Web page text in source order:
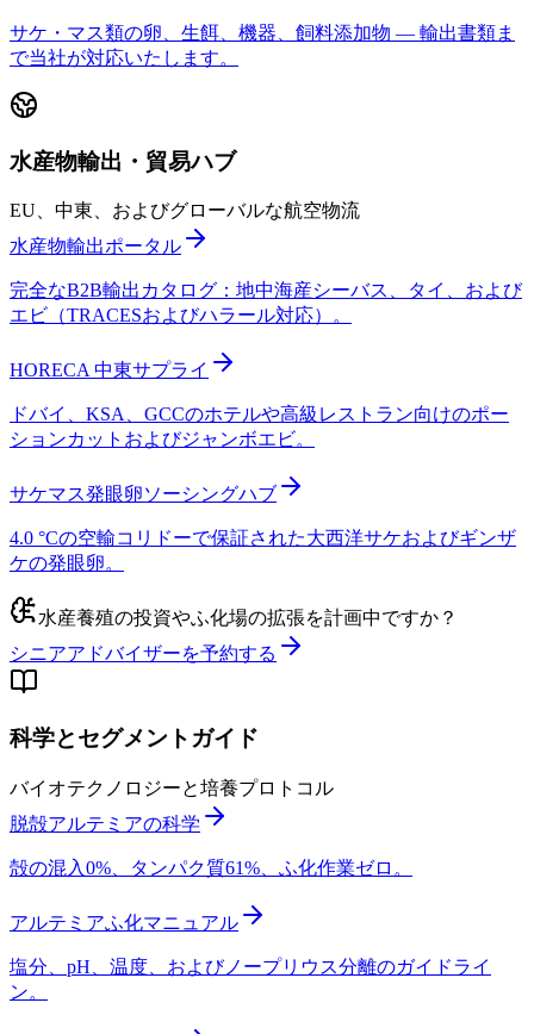
サケ・マス類の卵、生餌、機器、飼料添加物 — 輸出書類ま
で当社が対応いたします。
水産物輸出・貿易ハブ
EU、中東、およびグローバルな航空物流
水産物輸出ポータル
完全なB2B輸出カタログ：地中海産シーバス、タイ、および
エビ（TRACESおよびハラール対応）。
HORECA 中東サプライ
ドバイ、KSA、GCCのホテルや高級レストラン向けのポー
ションカットおよびジャンボエビ。
サケマス発眼卵ソーシングハブ
4.0 °Cの空輸コリドーで保証された大西洋サケおよびギンザ
ケの発眼卵。
水産養殖の投資やふ化場の拡張を計画中ですか？
シニアアドバイザーを予約する
科学とセグメントガイド
バイオテクノロジーと培養プロトコル
脱殻アルテミアの科学
殻の混入0%、タンパク質61%、ふ化作業ゼロ。
アルテミアふ化マニュアル
塩分、pH、温度、およびノープリウス分離のガイドライ
ン。